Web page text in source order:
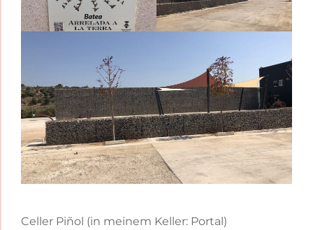
Celler Piñol (in meinem Keller: Portal)